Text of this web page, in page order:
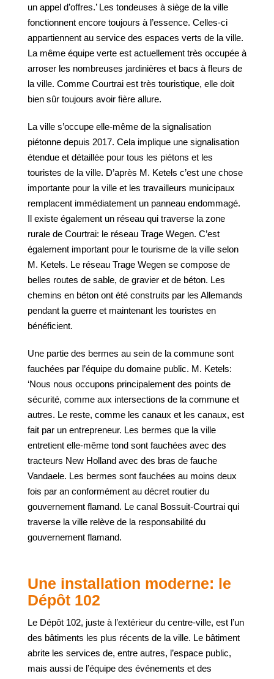
un appel d’offres.’ Les tondeuses à siège de la ville
fonctionnent encore toujours à l’essence. Celles-ci
appartiennent au service des espaces verts de la ville.
La même équipe verte est actuellement très occupée à
arroser les nombreuses jardinières et bacs à fleurs de
la ville. Comme Courtrai est très touristique, elle doit
bien sûr toujours avoir fière allure.
La ville s’occupe elle-même de la signalisation
piétonne depuis 2017. Cela implique une signalisation
étendue et détaillée pour tous les piétons et les
touristes de la ville. D’après M. Ketels c’est une chose
importante pour la ville et les travailleurs municipaux
remplacent immédiatement un panneau endommagé.
Il existe également un réseau qui traverse la zone
rurale de Courtrai: le réseau Trage Wegen. C’est
également important pour le tourisme de la ville selon
M. Ketels. Le réseau Trage Wegen se compose de
belles routes de sable, de gravier et de béton. Les
chemins en béton ont été construits par les Allemands
pendant la guerre et maintenant les touristes en
bénéficient.
Une partie des bermes au sein de la commune sont
fauchées par l’équipe du domaine public. M. Ketels:
‘Nous nous occupons principalement des points de
sécurité, comme aux intersections de la commune et
autres. Le reste, comme les canaux et les canaux, est
fait par un entrepreneur. Les bermes que la ville
entretient elle-même tond sont fauchées avec des
tracteurs New Holland avec des bras de fauche
Vandaele. Les bermes sont fauchées au moins deux
fois par an conformément au décret routier du
gouvernement flamand. Le canal Bossuit-Courtrai qui
traverse la ville relève de la responsabilité du
gouvernement flamand.
Une installation moderne: le
Dépôt 102
Le Dépôt 102, juste à l’extérieur du centre-ville, est l’un
des bâtiments les plus récents de la ville. Le bâtiment
abrite les services de, entre autres, l’espace public,
mais aussi de l’équipe des événements et des